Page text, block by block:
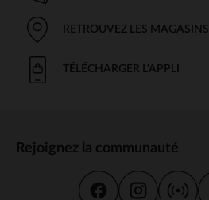
RETROUVEZ LES MAGASINS
TÉLÉCHARGER L'APPLI
Rejoignez la communauté